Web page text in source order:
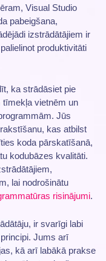
Visual Studio
pabeigšana,
izstrādātājiem ir
produktivitāti
ka strādāsiet pie
tīmekļa vietnēm un
Jūs
kas atbilst
koda pārskatīšanā,
kodubāzes kvalitāti.
lai nodrošinātu
risinājumi.
ir svarīgi labi
principi. Jums arī
kā arī labākā prakse